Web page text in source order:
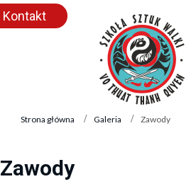
Kontakt
Strona główna Galeria Zawody
Zawody